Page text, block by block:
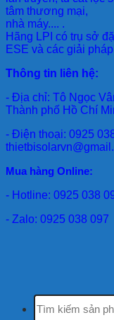
tâm thương mại,
nhà máy.... .
Hãng LPI có trụ sở
ESE và các giải
Thông tin liên hệ:
- Địa chỉ: Tô Ngọc
Thành phố Hồ Chí
- Điện thoại: 0925
Mua hàng Online:
- Hotline: 0925 038
- Zalo: 0925 038 097
Tìm
kiếm: